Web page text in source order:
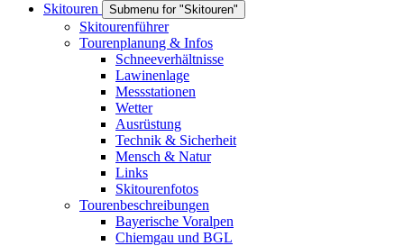
Skitouren
Submenu for "Skitouren"
Skitourenführer
Tourenplanung & Infos
Schneeverhältnisse
Lawinenlage
Messstationen
Wetter
Ausrüstung
Technik & Sicherheit
Mensch & Natur
Links
Skitourenfotos
Tourenbeschreibungen
Bayerische Voralpen
Chiemgau und BGL